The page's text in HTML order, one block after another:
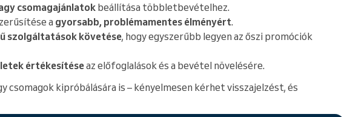
csomagajánlatok beállítása többletbevételhez.
a gyorsabb, problémamentes élményért.
szolgáltatások követése, hogy egyszerűbb legyen az őszi promóciók
értékesítéseaz előfoglalások és a bevétel növelésére.
csomagok kipróbálására is – kényelmesen kérhet visszajelzést, és